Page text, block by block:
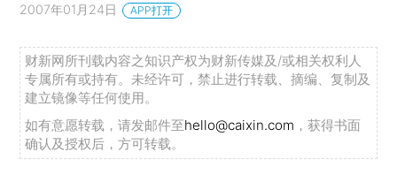
2007年01月24日 APP打开
财新网所刊载内容之知识产权为财新传媒及/或相关权利人
专属所有或持有。未经许可，禁止进行转载、摘编、复制及
建立镜像等任何使用。
如有意愿转载，请发邮件至hello@caixin.com ，获得书面
确认及授权后，方可转载。